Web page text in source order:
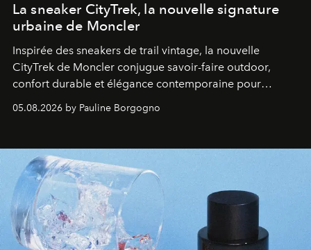
La sneaker CityTrek, la nouvelle signature
urbaine de Moncler
Inspirée des sneakers de trail vintage, la nouvelle
CityTrek de Moncler conjugue savoir-faire outdoor,
confort durable et élégance contemporaine pour
accompagner les explorations du quotidien.
05.08.2026 by Pauline Borgogno